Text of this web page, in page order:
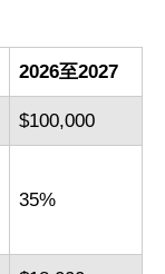
2026至2027
$100,000
35%